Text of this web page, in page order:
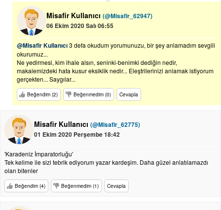
Misafir Kullanıcı (@Misafir_62947)
06 Ekim 2020 Salı 06:55
@Misafir Kullanıcı3 defa okudum yorumunuzu, bir şey anlamadım sevgili
okurumuz...
Ne yedirmesi, kim ihale alsın, seninki-benimki dediğin nedir,
makalemizdeki hata kusur eksiklik nedir... Eleştrilerinizi anlamak istiyorum
gerçekten... Saygılar...
Beğendim (2) Beğenmedim (0) Cevapla
Misafir Kullanıcı (@Misafir_62775)
01 Ekim 2020 Perşembe 18:42
'Karadeniz İmparatorluğu'
Tek kelime ile sizi tebrik ediyorum yazar kardeşim. Daha güzel anlatılamazdı
olan bitenler
Beğendim (4) Beğenmedim (1) Cevapla